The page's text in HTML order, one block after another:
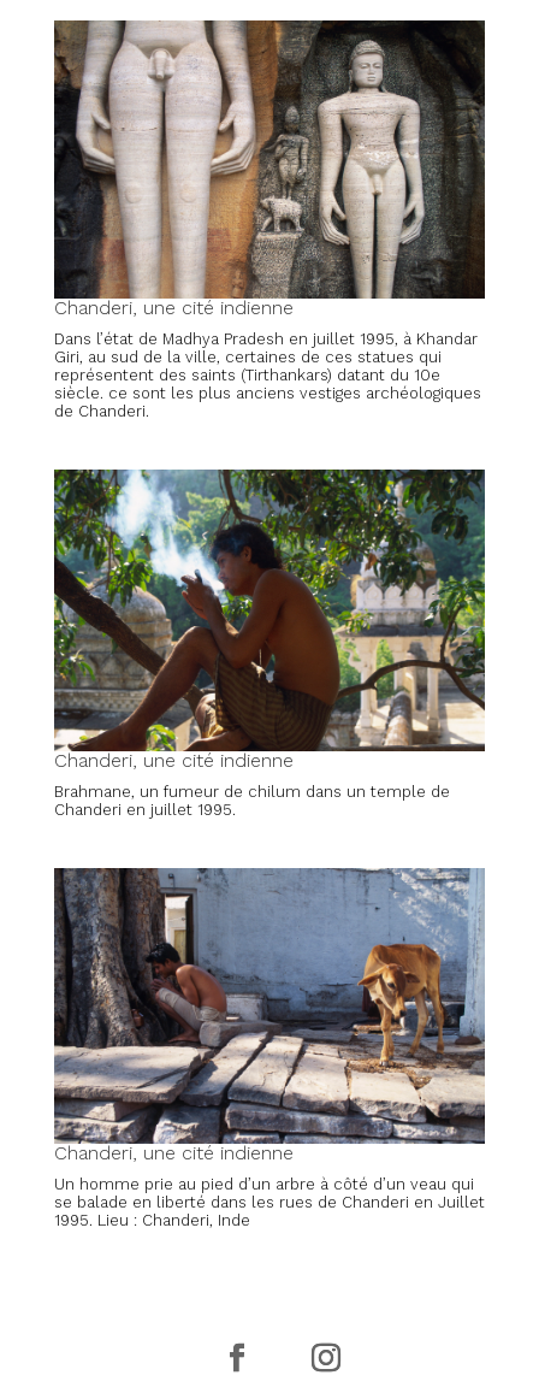
Chanderi, une cité indienne
Dans l’état de Madhya Pradesh en juillet 1995, à Khandar
Giri, au sud de la ville, certaines de ces statues qui
représentent des saints (Tirthankars) datant du 10e
siècle. ce sont les plus anciens vestiges archéologiques
de Chanderi.
Chanderi, une cité indienne
Brahmane, un fumeur de chilum dans un temple de
Chanderi en juillet 1995.
Chanderi, une cité indienne
Un homme prie au pied d’un arbre à côté d’un veau qui
se balade en liberté dans les rues de Chanderi en Juillet
1995. Lieu : Chanderi, Inde